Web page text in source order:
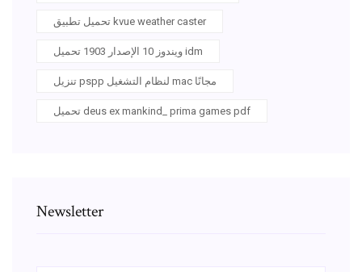
تحميل تطبيق kvue weather caster
ويندوز 10 الإصدار 1903 تحميل idm
تنزيل pspp لنظام التشغيل mac مجانًا
تحميل deus ex mankind_ prima games pdf
Newsletter